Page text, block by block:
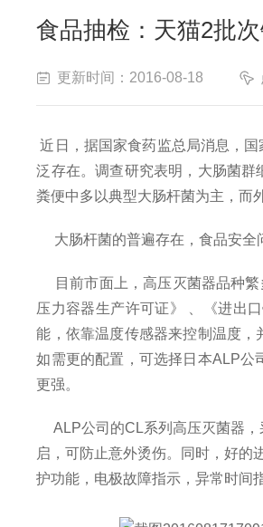
食品抽检：天猫2批
更新时间：2016-08-18
近日，据国家食药监总局消息，
泛存在。调查研究表明，大肠菌群
粪便中多以典型大肠杆菌为主，而
大肠杆菌的普遍存在，食品安全
目前市面上，高压灭菌器品种繁
压力容器生产许可证》 、《进出
能，依靠温度传感器来控制温度，
如需更的配置，可选择日本ALP公
更强。
ALP公司的CL系列高压灭菌器，
启，可防止意外烫伤。同时，好的
护功能，电极故障指示，异常时间